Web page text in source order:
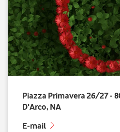
Piazza Primavera 26/27 -
D'Arco, NA
E-mail